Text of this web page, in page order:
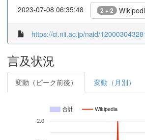
2023-07-08 06:35:48 2 + 2
https://ci.nii.ac.jp/naid/
言及状況
変動（ピーク前後） 変動（月別）
合計 Wikipedia
2.0